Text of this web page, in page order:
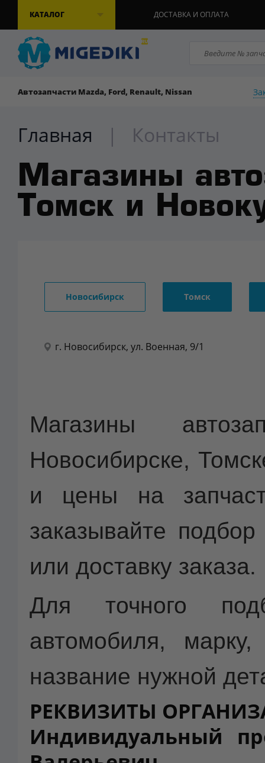
КАТАЛОГ ДОСТАВКА И ОПЛАТА
Автозапчасти Mazda, Ford, Renault, Nissan
Главная | Контакты
Магазины
Томск и
Новосибирск Томск
г. Новосибирск, ул. Военная, 9/1
Магазины
Новосибирске,
и цены на
заказывайте
или доставку заказа.
Для точного
автомобиля,
название нужной
РЕКВИЗИТЫ
Индивидуальный